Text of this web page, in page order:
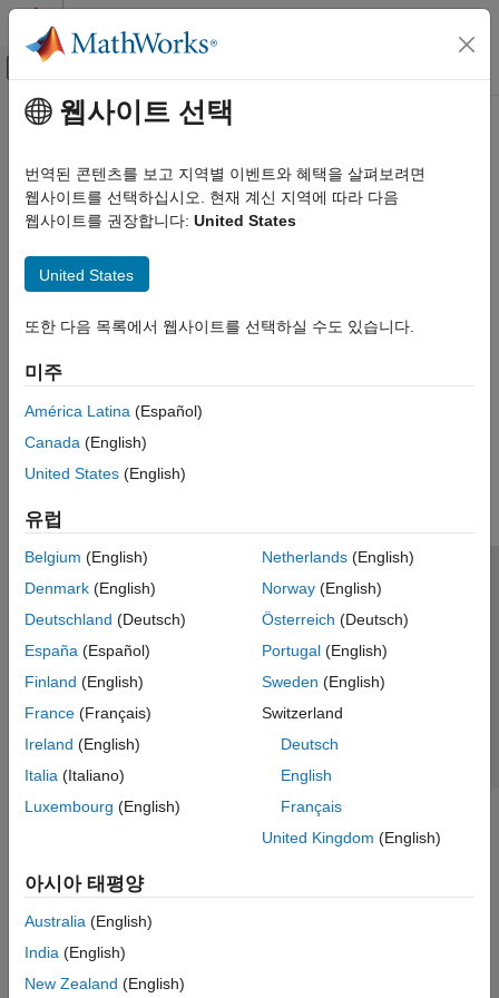
콘텐츠로 바로 가기
오프캔버스 탐색 메뉴 토글
문서 홈
주요 콘텐츠
How useful was this information?
웹사이트 선택
번역된 콘텐츠를 보고 지역별 이벤트와 혜택을 살펴보려면
웹사이트를 선택하십시오. 현재 계신 지역에 따라 다음
웹사이트를 권장합니다: United States
United States
또한 다음 목록에서 웹사이트를 선택하실 수도 있습니다.
미주
América Latina (Español)
Canada (English)
United States (English)
유럽
Belgium (English)
Denmark (English)
Deutschland (Deutsch)
España (Español)
Finland (English)
France (Français)
Ireland (English)
Italia (Italiano)
Luxembourg (English)
Netherlands(English)
Norway(English)
Österreich (Deutsch)
Portugal(English)
Sweden (English)
Switzerland
Deutsch
English
Français
United Kingdom (English)
아시아 태평양
Australia (English)
India (English)
New Zealand (English)
신뢰 센터 등록 상표 개인정보 취급방침
불법 복제 방지
애플리케이션 상태
© 1994-2026 The MathWorks, Inc.